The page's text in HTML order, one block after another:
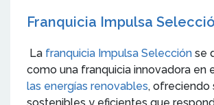
Franquicia Impulsa
La franquicia Impulsa Selección se
como una franquicia innovadora en
las energías renovables, ofreciendo
sostenibles y eficientes que